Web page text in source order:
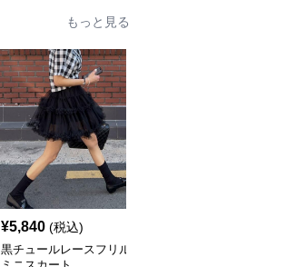
もっと見る
¥5,840 (税込)
黒チュールレースフリル